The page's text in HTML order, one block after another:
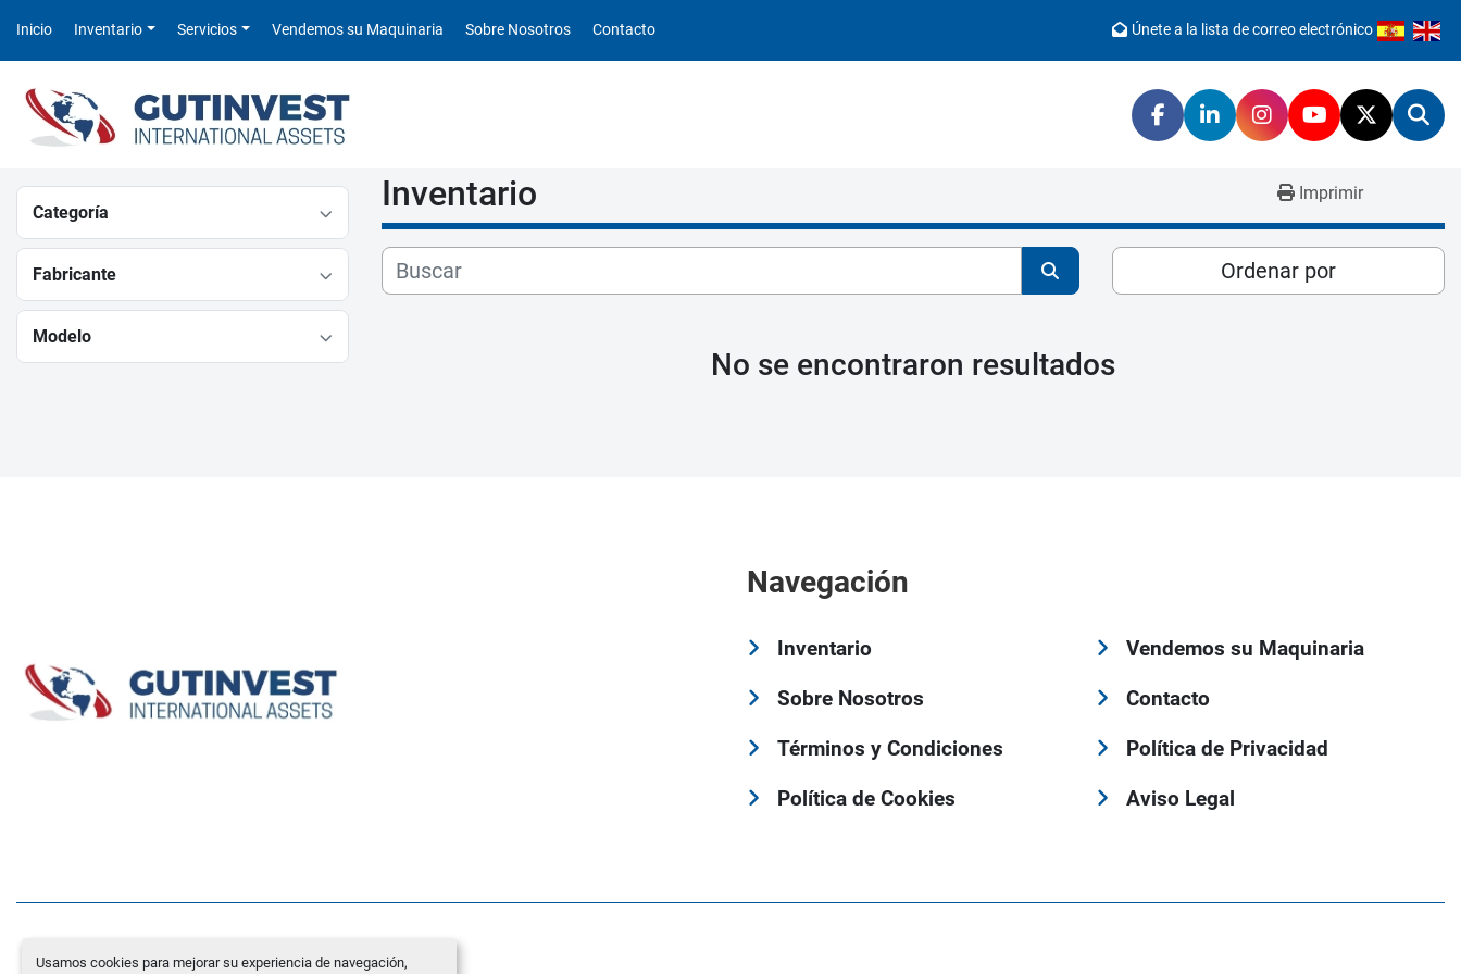
Usamos cookies para mejorar su experiencia de navegación,
Inicio Inventario Servicios Vendemos su Maquinaria Sobre Nosotros Contacto Únete a la lista de correo electrónico
facebooklinkedininstagram
youtubetwitter
Categoría
Fabricante
Modelo
Inventario Imprimir
Ordenar por
No se encontraron resultados
Navegación
Inventario
Vendemos su Maquinaria
Sobre Nosotros
Contacto
Términos y Condiciones
Política de Privacidad
Política de Cookies
Aviso Legal